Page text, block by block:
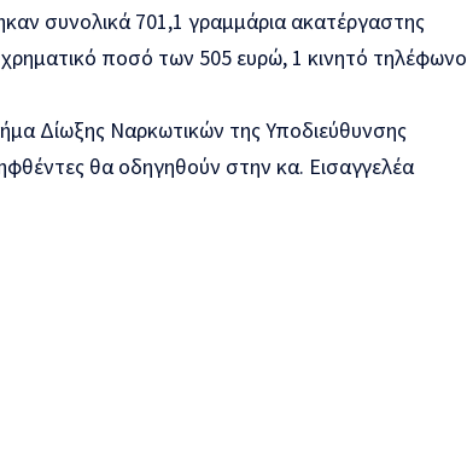
συνολικά 701,1 γραμμάρια ακατέργαστης
χρηματικό ποσό των 505 ευρώ, 1 κινητό τηλέφωνο
Δίωξης Ναρκωτικών της Υποδιεύθυνσης
θα οδηγηθούν στην κα. Εισαγγελέα